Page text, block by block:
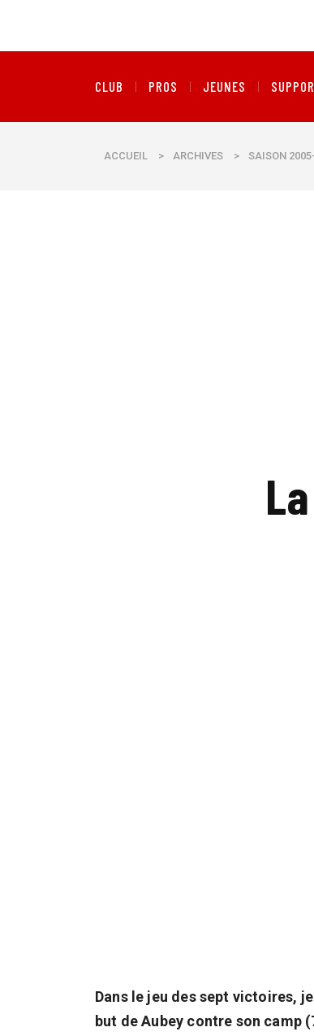
CLUB PROS JEUNES
ACCUEIL > ARCHIVES > SAISON
Dans le jeu des sept victoires,
but de Aubey contre son camp